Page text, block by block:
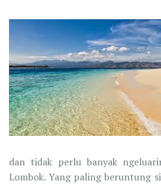
dan tidak perlu banyak
Lombok. Yang paling beruntung